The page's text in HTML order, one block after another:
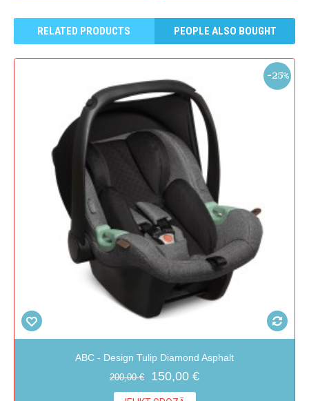
RELATED PRODUCTS PEOPLE ALSO BOUGHT
-25%
ABC - Design Tulip Diamond Asphalt
200,00 € 150,00 €